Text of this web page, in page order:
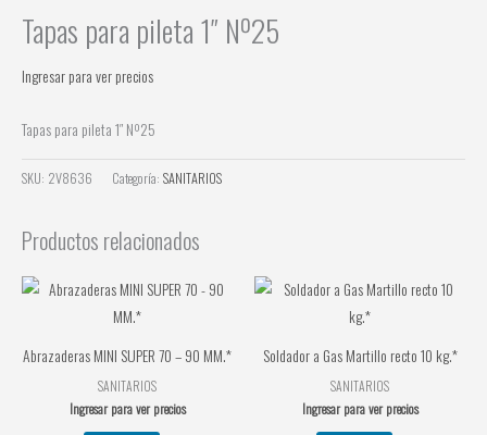
Tapas para pileta 1″ Nº25
Ingresar para ver precios
Tapas para pileta 1″ Nº25
SKU: 2V8636 Categoría: SANITARIOS
Productos relacionados
Abrazaderas MINI SUPER 70 – 90 MM.*
SANITARIOS
Ingresar para ver precios
Soldador a Gas Martillo recto 10 kg.*
SANITARIOS
Ingresar para ver precios